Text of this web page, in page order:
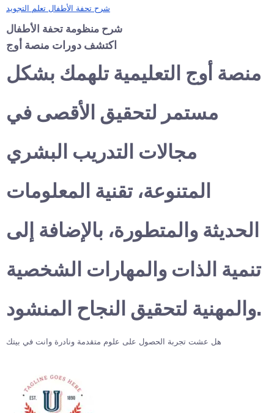
شرح تحفة الأطفال تعلم التجويد
شرح منظومة تحفة الأطفال
اكتشف دورات منصة أوج
منصة أوج التعليمية تلهمك بشكل
مستمر لتحقيق الأقصى في
مجالات التدريب البشري
المتنوعة، تقنية المعلومات
الحديثة والمتطورة، بالإضافة إلى
تنمية الذات والمهارات الشخصية
والمهنية لتحقيق النجاح المنشود.
هل عشت تجربة الحصول على علوم متقدمة ونادرة وانت في بيتك